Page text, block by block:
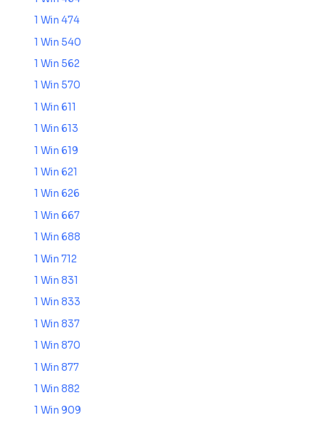
1 Win 474
1 Win 540
1 Win 562
1 Win 570
1 Win 611
1 Win 613
1 Win 619
1 Win 621
1 Win 626
1 Win 667
1 Win 688
1 Win 712
1 Win 831
1 Win 833
1 Win 837
1 Win 870
1 Win 877
1 Win 882
1 Win 909